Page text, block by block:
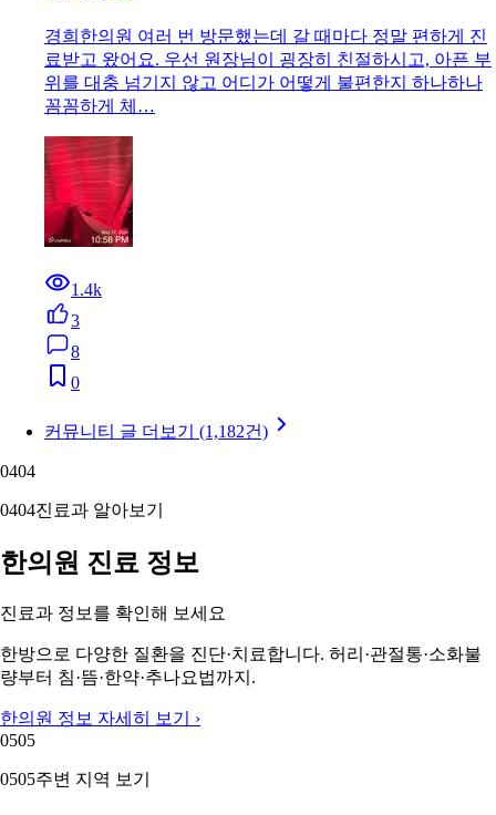
경희한의원 여러 번 방문했는데 갈 때마다 정말 편하게 진
료받고 왔어요. 우선 원장님이 굉장히 친절하시고, 아픈 부
위를 대충 넘기지 않고 어디가 어떻게 불편한지 하나하나
꼼꼼하게 체…
1.4k
3
8
0
커뮤니티 글 더보기 (1,182건)
0404
0404진료과 알아보기
한의원 진료 정보
진료과 정보를 확인해 보세요
한방으로 다양한 질환을 진단·치료합니다. 허리·관절통·소화불
량부터 침·뜸·한약·추나요법까지.
한의원 정보 자세히 보기 ›
0505
0505주변 지역 보기